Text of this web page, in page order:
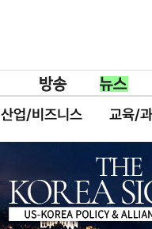
산업/비즈니스 교육/